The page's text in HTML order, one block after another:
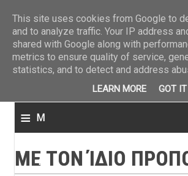
≡ M
n
ΜΕ ΤΟΝ ΊΔΙΟ
This site uses cookies from Google to
and to analyze traffic. Your IP address
shared with Google along with
metrics to ensure quality of service,
statistics, and to detect and address
LEARN MORE GOT IT